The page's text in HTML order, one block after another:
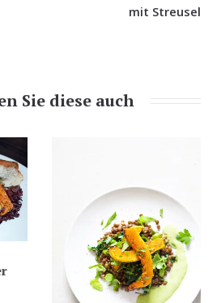
mit Streusel
Sie diese auch